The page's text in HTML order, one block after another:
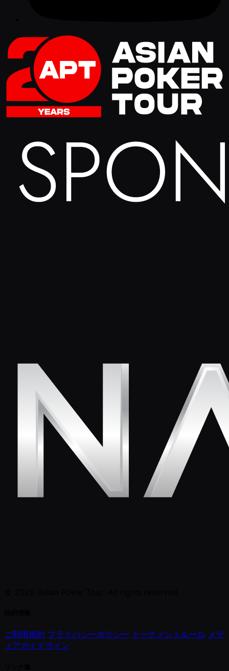
ご利用規約 プライバシーポリシー トーナメントルール メデ
ィアガイドライン